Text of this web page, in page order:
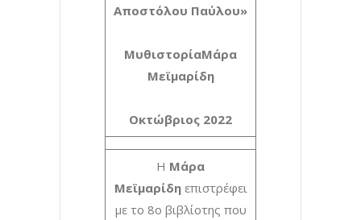
Αποστόλου Παύλου»
ΜυθιστορίαΜάρα
Μεϊμαρίδη
Οκτώβριος 2022
Η Μάρα
Μεϊμαρίδηεπιστρέφει
με το 8o βιβλίοτης που